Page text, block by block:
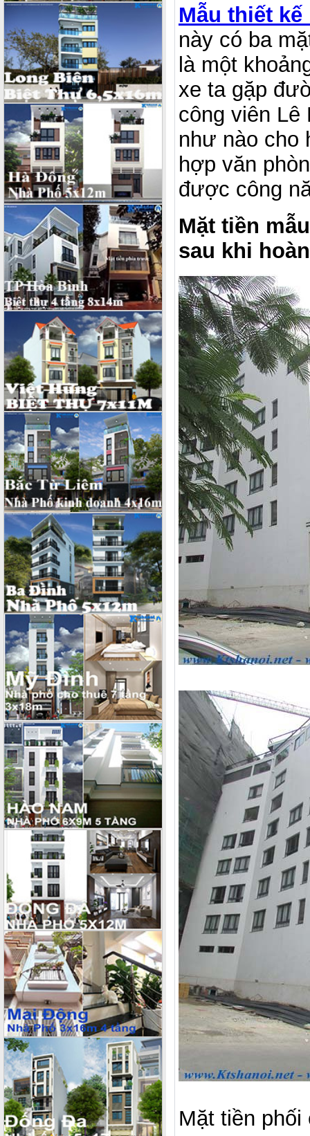
Mẫu thiết
này có ba
là một
xe ta gặp
công viên Lê
như nào cho
hợp văn
được công
Mặt tiền
sau khi
Mặt tiền phối